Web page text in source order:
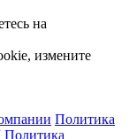
на
измените
Политика
Политика